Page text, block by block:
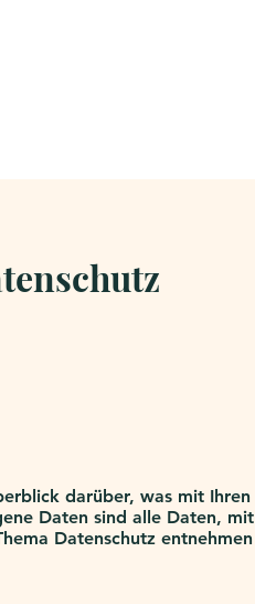
darüber, was mit
Daten sind alle Daten,
Datenschutz